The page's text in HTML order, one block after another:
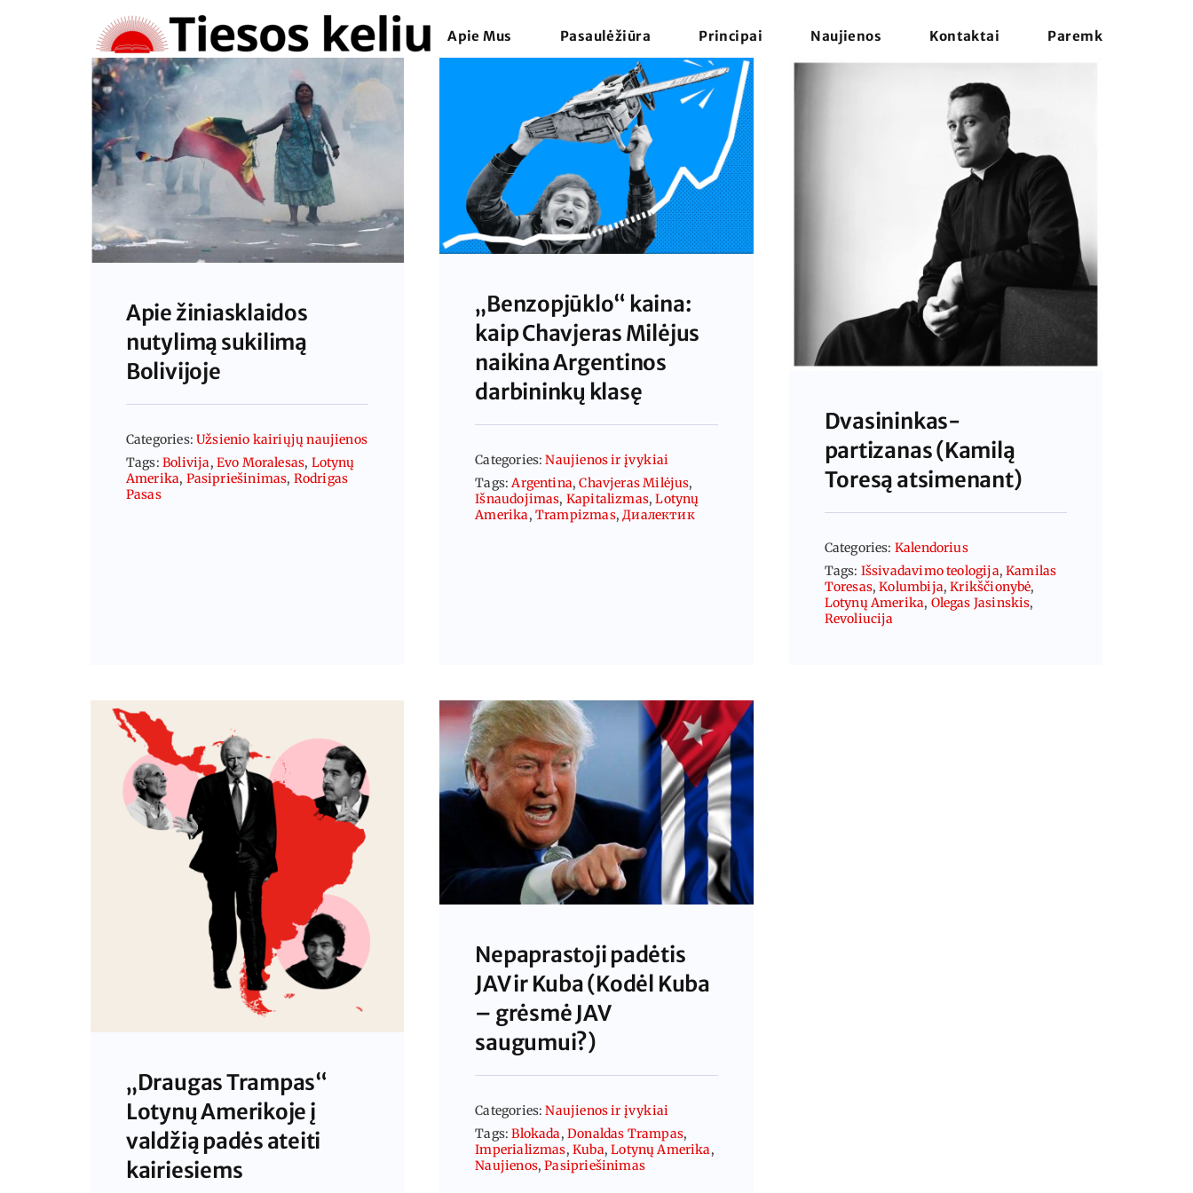
Apie Mus Pasaulėžiūra Principai Naujienos Kontaktai Paremk
Apie žiniasklaidos
nutylimą sukilimą
Bolivijoje
Categories:Užsienio kairiųjų naujienos
Tags:Bolivija, Evo Moralesas, Lotynų
Amerika, Pasipriešinimas, Rodrigas
Pasas
„Benzopjūklo“ kaina:
kaip Chavjeras Milėjus
naikina Argentinos
darbininkų klasę
Categories:Naujienos ir įvykiai
Tags:Argentina,Chavjeras Milėjus,
Išnaudojimas, Kapitalizmas,Lotynų
Amerika, Trampizmas,Диалектик
Dvasininkas-
partizanas (Kamilą
Toresą atsimenant)
Categories: Kalendorius
Tags: Išsivadavimo teologija,Kamilas
Toresas,Kolumbija,Krikščionybė,
Lotynų Amerika, Olegas Jasinskis,
Revoliucija
„Draugas Trampas“
Lotynų Amerikoje į
valdžią padės ateiti
kairiesiems
Nepaprastoji padėtis
JAV ir Kuba (Kodėl Kuba
– grėsmė JAV
saugumui?)
Categories:Naujienos ir įvykiai
Tags:Blokada,Donaldas Trampas,
Imperializmas,Kuba,Lotynų Amerika,
Naujienos,Pasipriešinimas